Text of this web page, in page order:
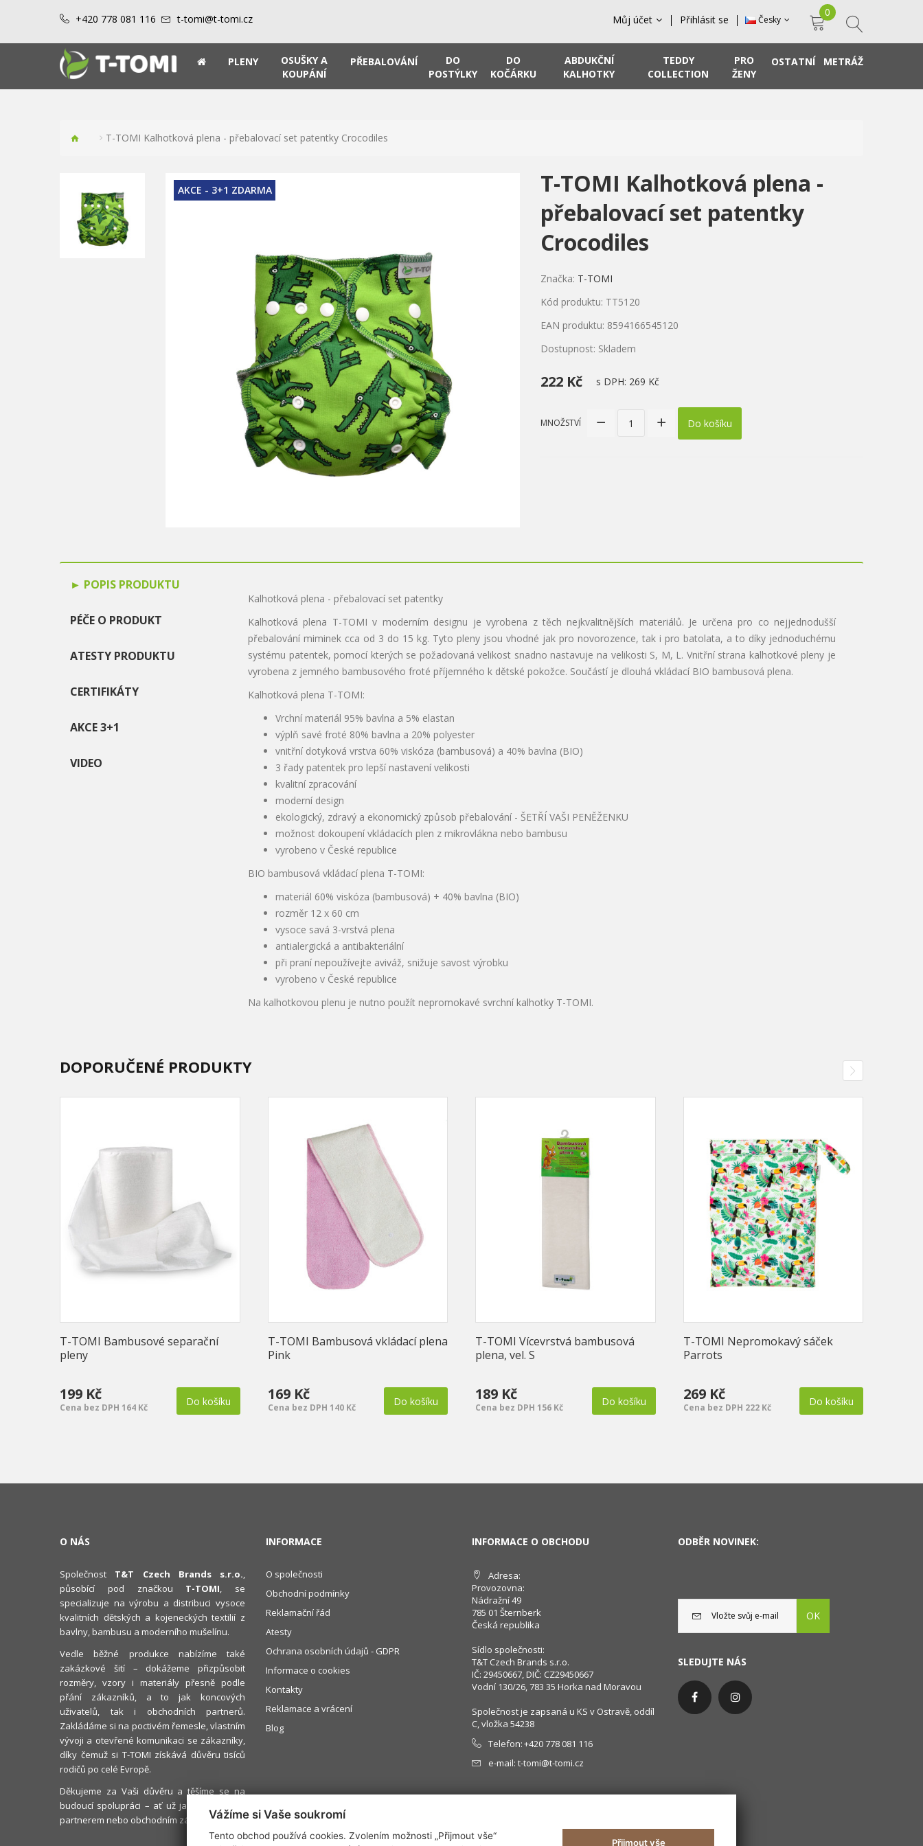
+420 778 081 116 t-tomi@t-tomi.cz Můj účet Přihlásit se Česky
0
PLENY
OSUŠKY A
KOUPÁNÍ
PŘEBALOVÁNÍ
DO
POSTÝLKY
DO
KOČÁRKU
ABDUKČNÍ
KALHOTKY
TEDDY
COLLECTION
PRO
ŽENY
OSTATNÍ METRÁŽ
T-TOMI Kalhotková plena - přebalovací set patentky Crocodiles
AKCE - 3+1 ZDARMA
T-TOMI Kalhotková plena -
přebalovací set patentky
Crocodiles
Značka: T-TOMI
Kód produktu: TT5120
EAN produktu: 8594166545120
Dostupnost: Skladem
222 Kč s DPH: 269 Kč
MNOŽSTVÍ Do košíku
POPIS PRODUKTU
PÉČE O PRODUKT
ATESTY PRODUKTU
CERTIFIKÁTY
AKCE 3+1
VIDEO
Kalhotková plena - přebalovací set patentky
Kalhotková plena T-TOMI v moderním designu je vyrobena z těch nejkvalitnějších materiálů. Je určena pro co nejjednodušší
přebalování miminek cca od 3 do 15 kg. Tyto pleny jsou vhodné jak pro novorozence, tak i pro batolata, a to díky jednoduchému
systému patentek, pomocí kterých se požadovaná velikost snadno nastavuje na velikosti S, M, L. Vnitřní strana kalhotkové pleny je
vyrobena z jemného bambusového froté příjemného k dětské pokožce. Součástí je dlouhá vkládací BIO bambusová plena.
Kalhotková plena T-TOMI:
Vrchní materiál 95% bavlna a 5% elastan
výplň savé froté 80% bavlna a 20% polyester
vnitřní dotyková vrstva 60% viskóza (bambusová) a 40% bavlna (BIO)
3 řady patentek pro lepší nastavení velikosti
kvalitní zpracování
moderní design
ekologický, zdravý a ekonomický způsob přebalování - ŠETŘÍ VAŠI PENĚŽENKU
možnost dokoupení vkládacích plen z mikrovlákna nebo bambusu
vyrobeno v České republice
BIO bambusová vkládací plena T-TOMI:
materiál 60% viskóza (bambusová) + 40% bavlna (BIO)
rozměr 12 x 60 cm
vysoce savá 3-vrstvá plena
antialergická a antibakteriální
při praní nepoužívejte aviváž, snižuje savost výrobku
vyrobeno v České republice
Na kalhotkovou plenu je nutno použít nepromokavé svrchní kalhotky T-TOMI.
DOPORUČENÉ PRODUKTY
T-TOMI Bambusové separační
pleny
199 Kč
Cena bez DPH 164 Kč Do košíku
T-TOMI Bambusová vkládací plena
Pink
169 Kč
Cena bez DPH 140 Kč Do košíku
T-TOMI Vícevrstvá bambusová
plena, vel. S
189 Kč
Cena bez DPH 156 Kč Do košíku
T-TOMI Nepromokavý sáček
Parrots
269 Kč
Cena bez DPH 222 Kč Do košíku
O NÁS
Společnost T&T Czech Brands s.r.o.,
působící pod značkou T-TOMI, se
specializuje na výrobu a distribuci vysoce
kvalitních dětských a kojeneckých textilií z
bavlny, bambusu a moderního mušelínu.
Vedle běžné produkce nabízíme také
zakázkové šití – dokážeme přizpůsobit
rozměry, vzory i materiály přesně podle
přání zákazníků, a to jak koncových
uživatelů, tak i obchodních partnerů.
Zakládáme si na poctivém řemesle, vlastním
vývoji a otevřené komunikaci se zákazníky,
díky čemuž si T-TOMI získává důvěru tisíců
rodičů po celé Evropě.
Děkujeme za Vaši důvěru a těšíme se na
budoucí spolupráci – ať už jako s rodičem,
partnerem nebo obchodním zákazníkem.
INFORMACE
O společnosti
Obchodní podmínky
Reklamační řád
Atesty
Ochrana osobních údajů - GDPR
Informace o cookies
Kontakty
Reklamace a vrácení
Blog
INFORMACE O OBCHODU
Adresa:
Provozovna:
Nádražní 49
785 01 Šternberk
Česká republika
Sídlo společnosti:
T&T Czech Brands s.r.o.
IČ: 29450667, DIČ: CZ29450667
Vodní 130/26, 783 35 Horka nad Moravou
Společnost je zapsaná u KS v Ostravě, oddíl
C, vložka 54238
Telefon:+420 778 081 116
e-mail: t-tomi@t-tomi.cz
ODBĚR NOVINEK:
OK
SLEDUJTE NÁS
Vážíme si Vaše soukromí
Tento obchod používá cookies. Zvolením možnosti „Přijmout vše“
Přijmout vše